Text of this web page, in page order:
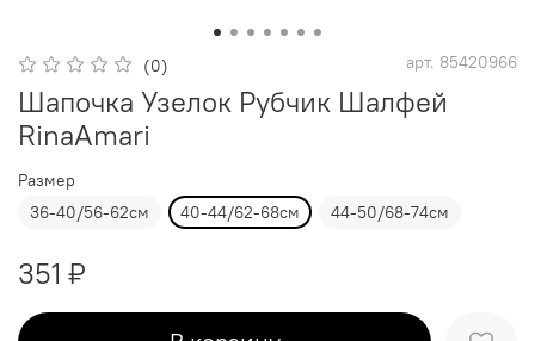
(0) арт. 85420966
Шапочка Узелок Рубчик Шалфей
RinaAmari
Размер
36-40/56-62см
40-44/62-68см 44-50/68-74см
351 ₽